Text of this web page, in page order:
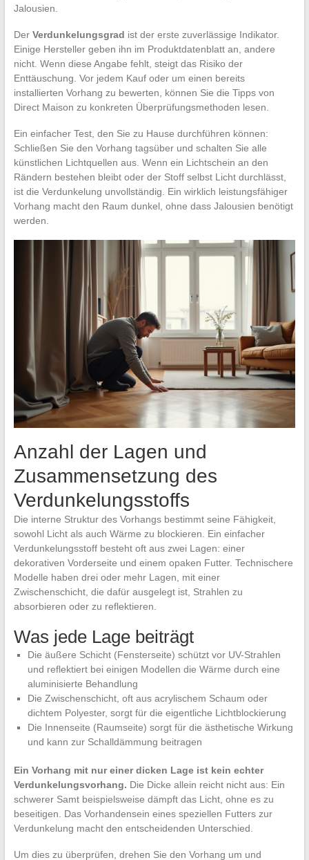
Jalousien.
Der Verdunkelungsgrad ist der erste zuverlässige Indikator.
Einige Hersteller geben ihn im Produktdatenblatt an, andere
nicht. Wenn diese Angabe fehlt, steigt das Risiko der
Enttäuschung. Vor jedem Kauf oder um einen bereits
installierten Vorhang zu bewerten, können Sie die Tipps von
Direct Maison zu konkreten Überprüfungsmethoden lesen.
Ein einfacher Test, den Sie zu Hause durchführen können:
Schließen Sie den Vorhang tagsüber und schalten Sie alle
künstlichen Lichtquellen aus. Wenn ein Lichtschein an den
Rändern bestehen bleibt oder der Stoff selbst Licht durchlässt,
ist die Verdunkelung unvollständig. Ein wirklich leistungsfähiger
Vorhang macht den Raum dunkel, ohne dass Jalousien benötigt
werden.
Anzahl der Lagen und
Zusammensetzung des
Verdunkelungsstoffs
Die interne Struktur des Vorhangs bestimmt seine Fähigkeit,
sowohl Licht als auch Wärme zu blockieren. Ein einfacher
Verdunkelungsstoff besteht oft aus zwei Lagen: einer
dekorativen Vorderseite und einem opaken Futter. Technischere
Modelle haben drei oder mehr Lagen, mit einer
Zwischenschicht, die dafür ausgelegt ist, Strahlen zu
absorbieren oder zu reflektieren.
Was jede Lage beiträgt
Die äußere Schicht (Fensterseite) schützt vor UV-Strahlen
und reflektiert bei einigen Modellen die Wärme durch eine
aluminisierte Behandlung
Die Zwischenschicht, oft aus acrylischem Schaum oder
dichtem Polyester, sorgt für die eigentliche Lichtblockierung
Die Innenseite (Raumseite) sorgt für die ästhetische Wirkung
und kann zur Schalldämmung beitragen
Ein Vorhang mit nur einer dicken Lage ist kein echter
Verdunkelungsvorhang. Die Dicke allein reicht nicht aus: Ein
schwerer Samt beispielsweise dämpft das Licht, ohne es zu
beseitigen. Das Vorhandensein eines speziellen Futters zur
Verdunkelung macht den entscheidenden Unterschied.
Um dies zu überprüfen, drehen Sie den Vorhang um und